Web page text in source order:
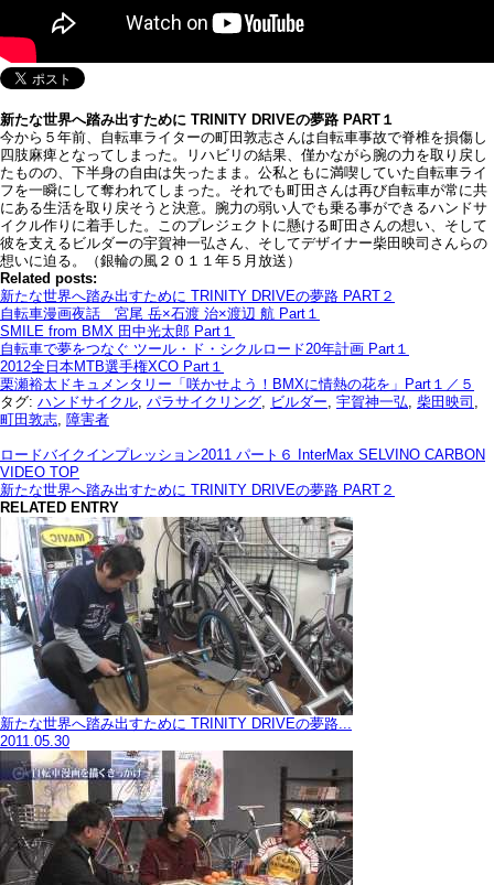
新たな世界へ踏み出すために TRINITY DRIVEの夢路 PART１
今から５年前、自転車ライターの町田敦志さんは自転車事故で脊椎を損傷し
四肢麻痺となってしまった。リハビリの結果、僅かながら腕の力を取り戻し
たものの、下半身の自由は失ったまま。公私ともに満喫していた自転車ライ
フを一瞬にして奪われてしまった。それでも町田さんは再び自転車が常に共
にある生活を取り戻そうと決意。腕力の弱い人でも乗る事ができるハンドサ
イクル作りに着手した。このプレジェクトに懸ける町田さんの想い、そして
彼を支えるビルダーの宇賀神一弘さん、そしてデザイナー柴田映司さんらの
想いに迫る。（銀輪の風２０１１年５月放送）
Related posts:
新たな世界へ踏み出すために TRINITY DRIVEの夢路 PART２
自転車漫画夜話 宮尾 岳×石渡 治×渡辺 航 Part１
SMILE from BMX 田中光太郎 Part１
自転車で夢をつなぐ ツール・ド・シクルロード20年計画 Part１
2012全日本MTB選手権XCO Part１
栗瀬裕太ドキュメンタリー「咲かせよう！BMXに情熱の花を」Part１／５
タグ: ハンドサイクル パラサイクリング ビルダー 宇賀神一弘 柴田映司
町田敦志 障害者
ロードバイクインプレッション2011 パート６ InterMax SELVINO CARBON
VIDEO TOP
新たな世界へ踏み出すために TRINITY DRIVEの夢路 PART２
RELATED ENTRY
新たな世界へ踏み出すために TRINITY DRIVEの夢路...
2011.05.30